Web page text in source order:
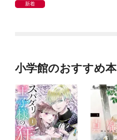
新着
小学館のおすすめ本